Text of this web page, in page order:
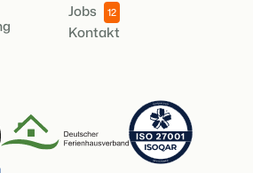
Jobs
12
Kontakt